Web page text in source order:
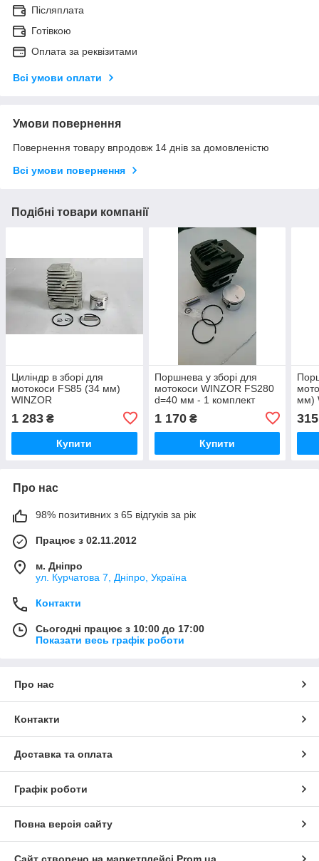
Післяплата
Готівкою
Оплата за реквізитами
Всі умови оплати
Умови повернення
Повернення товару впродовж 14 днів за домовленістю
Всі умови повернення
Подібні товари компанії
Циліндр в зборі для
мотокоси FS85 (34 мм)
WINZOR
1 283 ₴
Купити
Поршнева у зборі для
мотокоси WINZOR FS280
d=40 мм - 1 комплект
1 170₴
Купити
мм)
315
Про нас
98% позитивних з 65 відгуків за рік
Працює з 02.11.2012
м. Дніпро
ул. Курчатова 7, Дніпро, Україна
Контакти
Сьогодні працює з 10:00 до 17:00
Показати весь графік роботи
Про нас
Контакти
Доставка та оплата
Графік роботи
Повна версія сайту